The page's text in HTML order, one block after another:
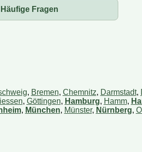
Häufige Fragen
, Bremen, Chemnitz, Darmstadt,
, Göttingen, Hamburg, Hamm,
, München, Münster, Nürnberg,